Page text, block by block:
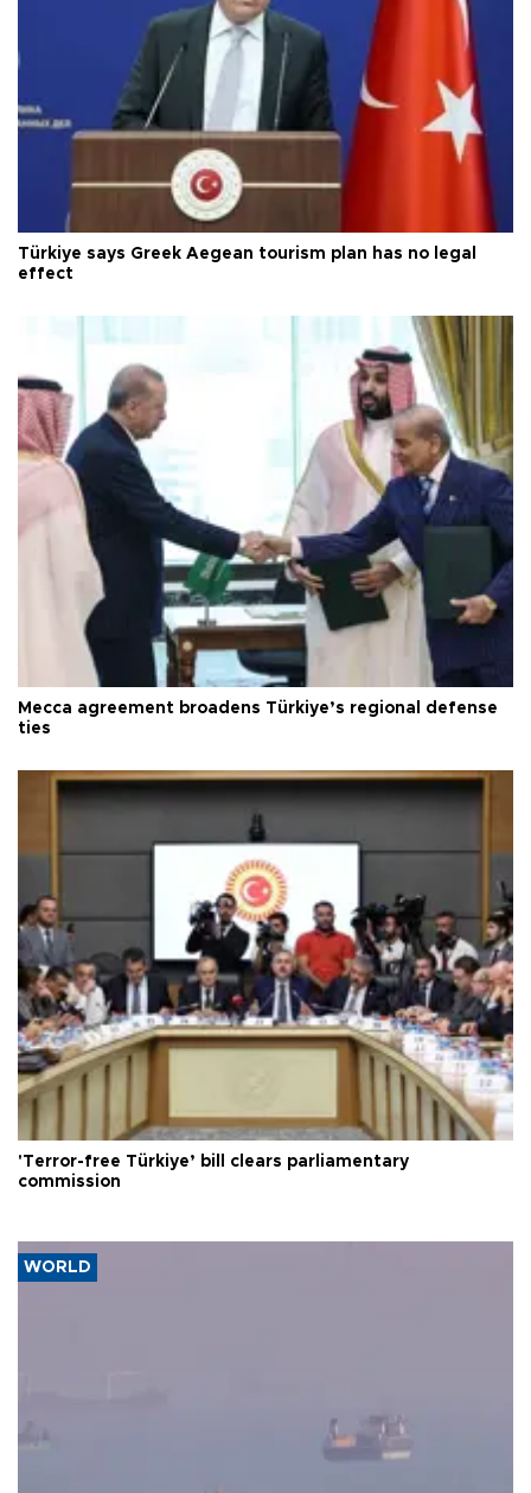
Türkiye says Greek Aegean tourism plan has no legal
effect
Mecca agreement broadens Türkiye’s regional defense
ties
'Terror-free Türkiye’ bill clears parliamentary
commission
WORLD